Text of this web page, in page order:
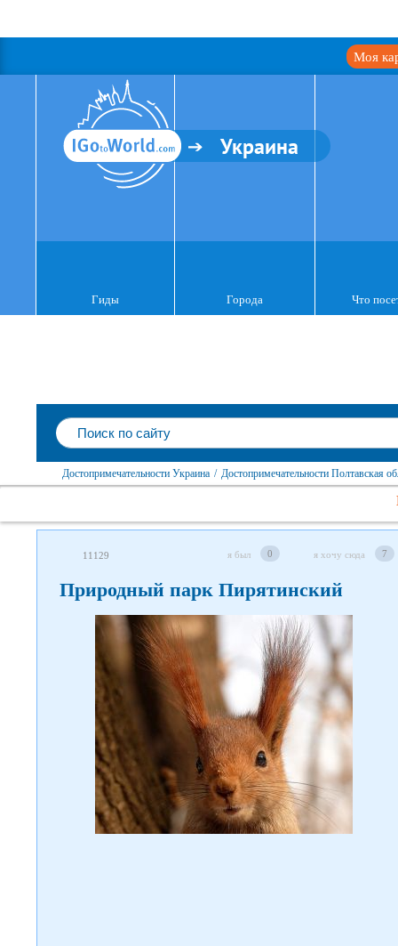
Моя
Украина
Гиды Города Что
Достопримечательности Украина / Достопримечательности Полтавская
11129 я был 0 я хочу сюда 7
Природный парк Пирятинский